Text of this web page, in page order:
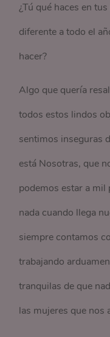
¿Tú qué haces en
diferente a todo el
hacer?
Algo que quería
todos estos lindos
sentimos inseguras
está Nosotras, que
podemos estar a
nada cuando llega
siempre contamos
trabajando
tranquilas de que
las mujeres que nos